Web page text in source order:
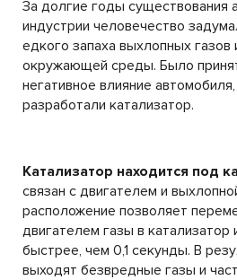
За долгие годы существования
индустрии человечество
едкого запаха выхлопных газов
окружающей среды. Было
негативное влияние
разработали катализатор.
Катализатор находится под
связан с двигателем и
расположение позволяет
двигателем газы в катализатор
быстрее, чем 0,1 секунды. В
выходят безвредные газы и